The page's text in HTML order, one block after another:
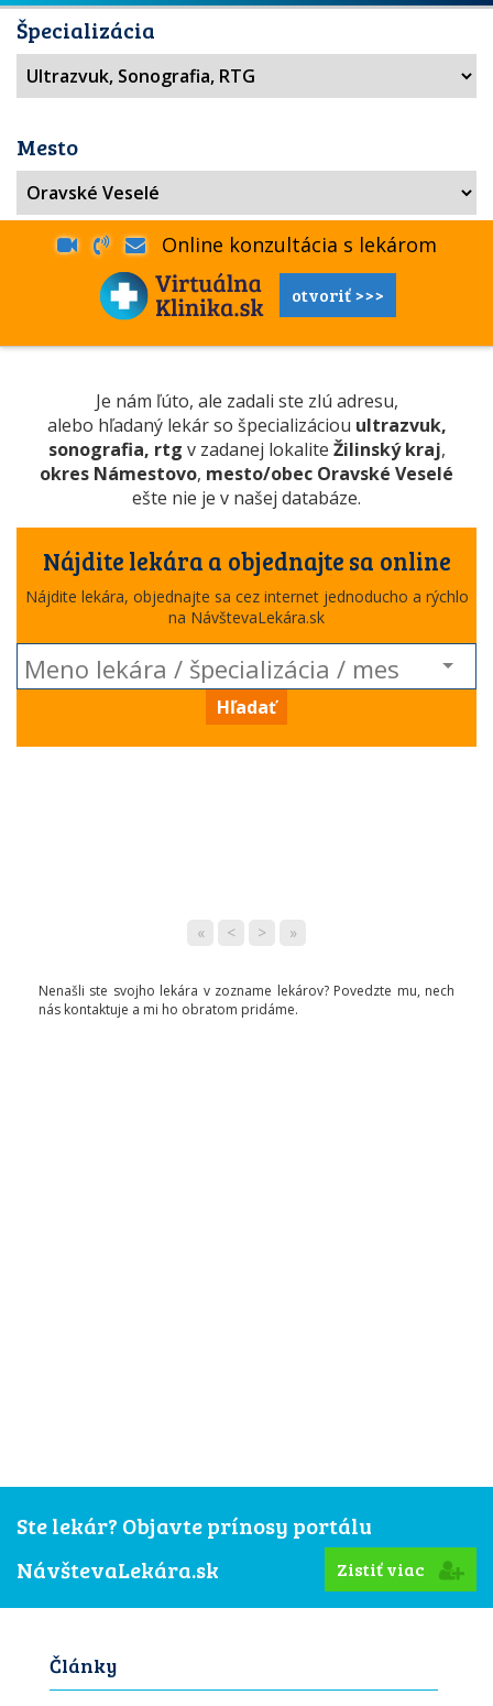
Špecializácia
Mesto
Online konzultácia s lekárom
otvoriť >>>
Je nám ľúto, ale zadali ste zlú adresu,
alebo hľadaný lekár so špecializáciou ultrazvuk,
sonografia, rtg v zadanej lokalite Žilinský kraj,
okres Námestovo, mesto/obec Oravské Veselé
ešte nie je v našej databáze.
Nájdite lekára a objednajte sa online
Nájdite lekára, objednajte sa cez internet jednoducho a rýchlo
na NávštevaLekára.sk
Hľadať
« < > »
Nenašli ste svojho lekára v zozname lekárov? Povedzte mu, nech
nás kontaktuje a mi ho obratom pridáme.
Ste lekár? Objavte prínosy portálu
NávštevaLekára.sk
Zistiť viac
Články